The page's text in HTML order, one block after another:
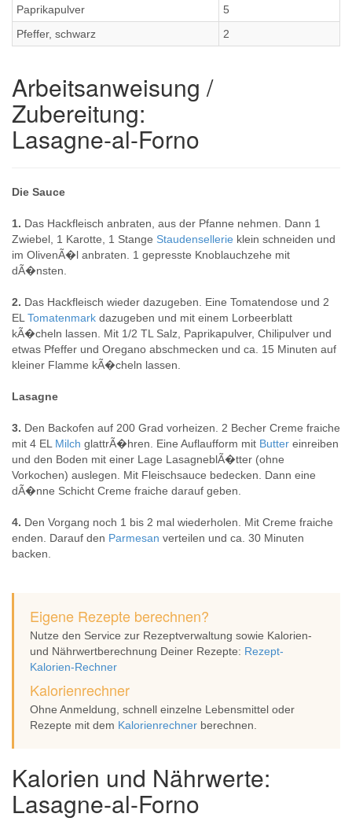
Paprikapulver
5
Pfeffer, schwarz
2
Arbeitsanweisung /
Zubereitung:
Lasagne-al-Forno
Die Sauce
1. Das Hackfleisch anbraten, aus der Pfanne nehmen. Dann 1
Zwiebel, 1 Karotte, 1 Stange Staudensellerie klein schneiden und
im OlivenÃ�l anbraten. 1 gepresste Knoblauchzehe mit
dÃ�nsten.
2. Das Hackfleisch wieder dazugeben. Eine Tomatendose und 2
EL Tomatenmark dazugeben und mit einem Lorbeerblatt
kÃ�cheln lassen. Mit 1/2 TL Salz, Paprikapulver, Chilipulver und
etwas Pfeffer und Oregano abschmecken und ca. 15 Minuten auf
kleiner Flamme kÃ�cheln lassen.
Lasagne
3. Den Backofen auf 200 Grad vorheizen. 2 Becher Creme fraiche
mit 4 EL Milch glattrÃ�hren. Eine Auflaufform mit Butter einreiben
und den Boden mit einer Lage LasagneblÃ�tter (ohne
Vorkochen) auslegen. Mit Fleischsauce bedecken. Dann eine
dÃ�nne Schicht Creme fraiche darauf geben.
4. Den Vorgang noch 1 bis 2 mal wiederholen. Mit Creme fraiche
enden. Darauf den Parmesan verteilen und ca. 30 Minuten
backen.
Eigene Rezepte berechnen?
Nutze den Service zur Rezeptverwaltung sowie Kalorien-
und Nährwertberechnung Deiner Rezepte: Rezept-
Kalorien-Rechner
Kalorienrechner
Ohne Anmeldung, schnell einzelne Lebensmittel oder
Rezepte mit dem Kalorienrechner berechnen.
Kalorien und Nährwerte:
Lasagne-al-Forno